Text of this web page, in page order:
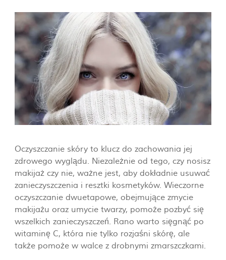
Oczyszczanie skóry to klucz do zachowania jej
zdrowego wyglądu. Niezależnie od tego, czy nosisz
makijaż czy nie, ważne jest, aby dokładnie usuwać
zanieczyszczenia i resztki kosmetyków. Wieczorne
oczyszczanie dwuetapowe, obejmujące zmycie
makijażu oraz umycie twarzy, pomoże pozbyć się
wszelkich zanieczyszczeń. Rano warto sięgnąć po
witaminę C, która nie tylko rozjaśni skórę, ale
także pomoże w walce z drobnymi zmarszczkami.